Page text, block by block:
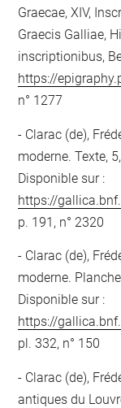
Graecae, XIV,
Graecis Galliae,
inscriptionibus,
https://
n° 1277
Clarac (de),
moderne. Texte,
Disponible sur :
https://
p. 191, n° 2320
Clarac (de),
moderne.
Disponible sur :
https://
pl. 332, n° 150
Clarac (de),
antiques du